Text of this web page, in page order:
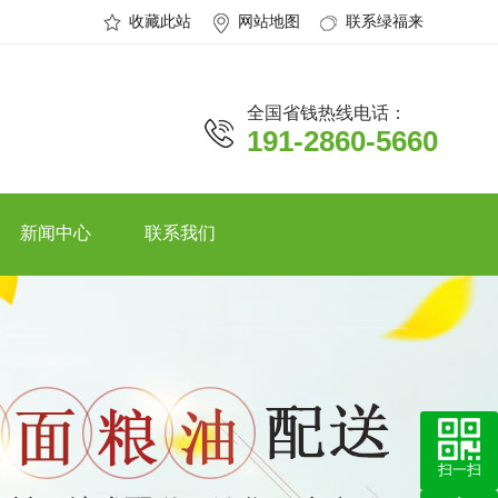
收藏此站 网站地图 联系绿福来
全国省钱热线电话：
191-2860-5660
新闻中心 联系我们
扫一扫